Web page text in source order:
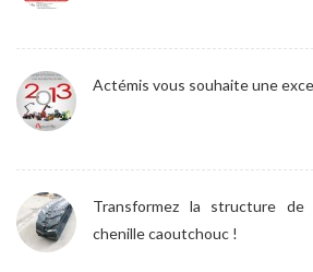
Actémis vous souhaite une
Transformez la structure
chenille caoutchouc !